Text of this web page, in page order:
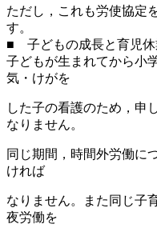
ただし，これも労使協定
す。
■ 子どもの成長と育児休
子どもが生まれてから小
気・けがを
した子の看護のため，申
なりません。
同じ期間，時間外労働に
ければ
なりません。また同じ子
夜労働を